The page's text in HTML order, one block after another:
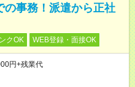
の事務！派遣から正社
クOK WEB登録・面接OK
円+残業代